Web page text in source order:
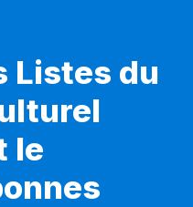
Listes du
le